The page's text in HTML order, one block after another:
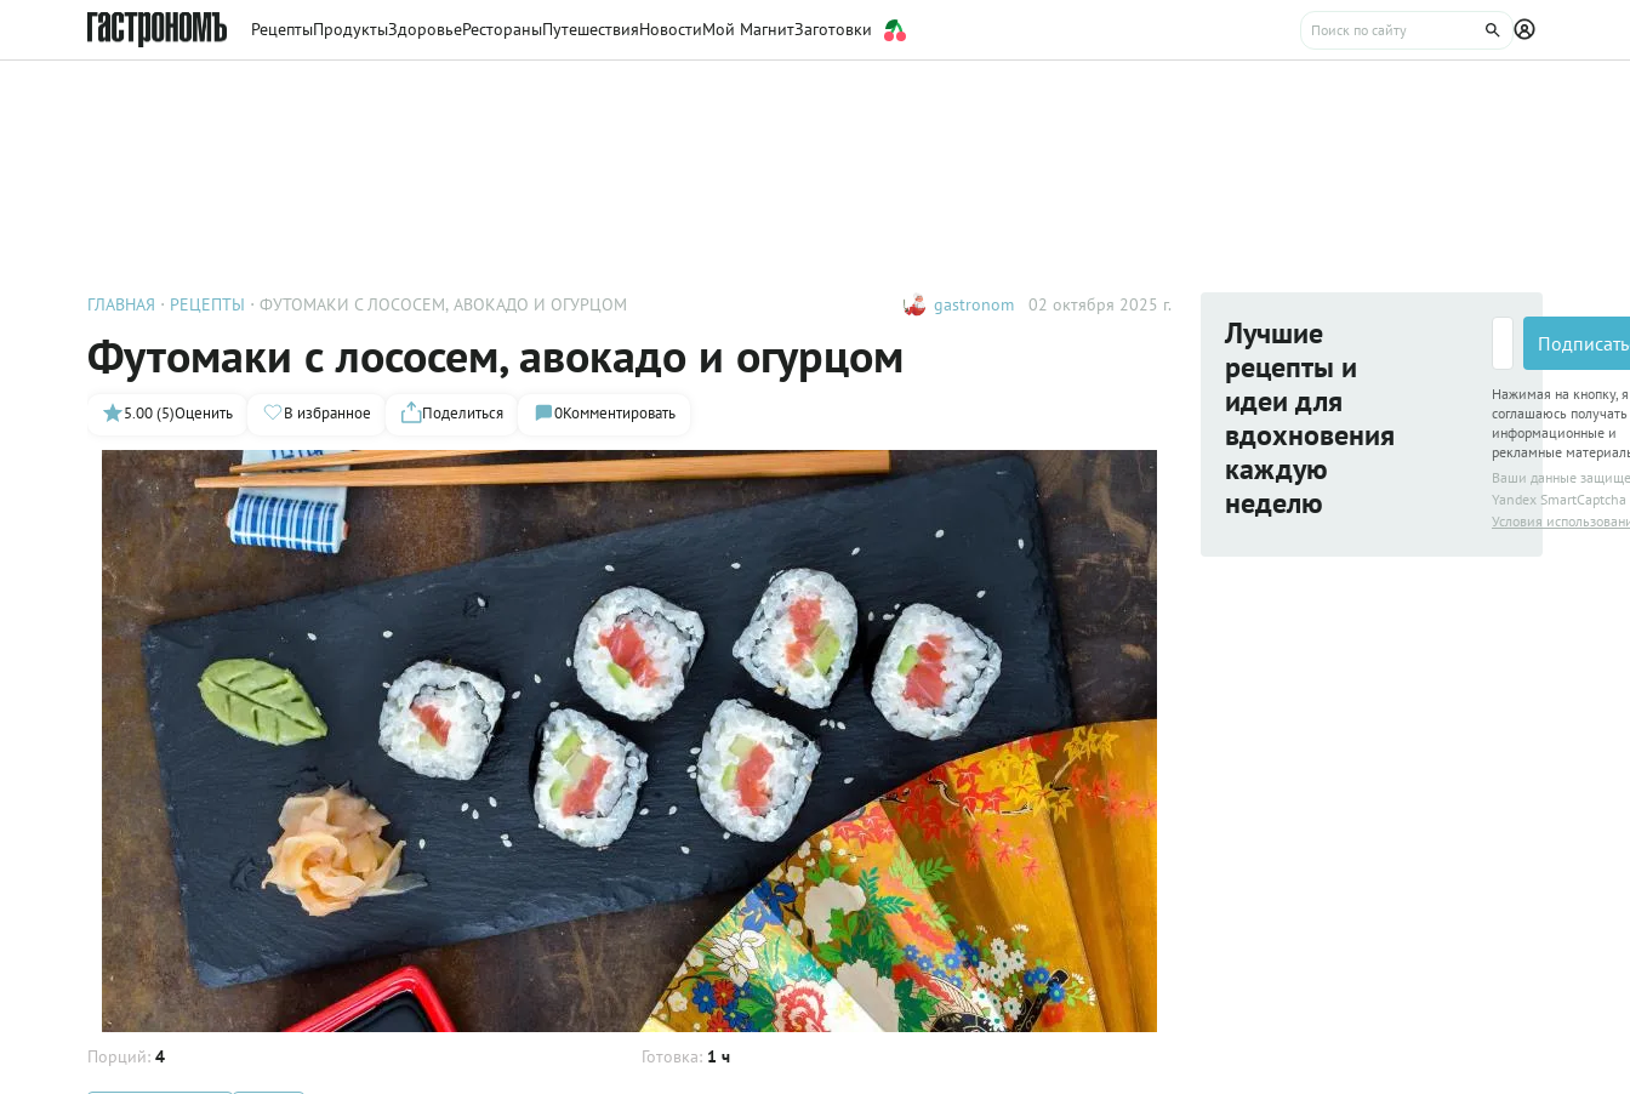
РецептыПродуктыЗдоровьеРестораныПутешествияНовостиМой МагнитЗаготовки
ГЛАВНАЯ РЕЦЕПТЫ ФУТОМАКИ С ЛОСОСЕМ, АВОКАДО И ОГУРЦОМ gastronom 02 октября 2025 г.
Футомаки с лососем, авокадо и огурцом
5.00 (5)Оценить В избранное Поделиться 0Комментировать
Порций: 4 Готовка: 1 ч
Лучшие
рецепты и
идеи для
вдохновения
каждую
неделю
Нажимая на кнопку, я
соглашаюсь получать
информационные и
рекламные
Ваши данные
Yandex SmartCaptcha
Условия